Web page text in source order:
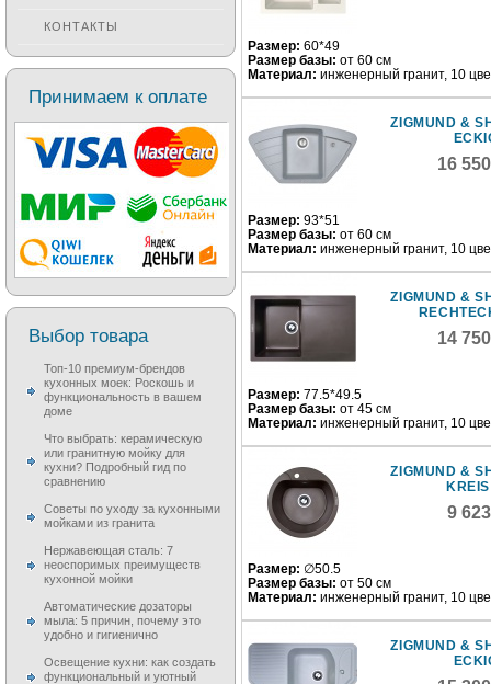
Размер: 60*49
Размер базы: от 60 см
Материал: инженерный гранит, 10
ZIGMUND &
16
Размер: 93*51
Размер базы: от 60 см
Материал: инженерный гранит, 10
ZIGMUND &
14
Размер: 77.5*49.5
Размер базы: от 45 см
Материал: инженерный гранит, 10
ZIGMUND &
9
Размер: ∅50.5
Размер базы: от 50 см
Материал: инженерный гранит, 10
ZIGMUND &
КОНТАКТЫ
Принимаем к оплате
Выбор товара
Топ-10 премиум-брендов
кухонных моек: Роскошь и
функциональность в вашем
доме
Что выбрать: керамическую
или гранитную мойку для
кухни? Подробный гид по
сравнению
Советы по уходу за кухонными
мойками из гранита
Нержавеющая сталь: 7
неоспоримых преимуществ
кухонной мойки
Автоматические дозаторы
мыла: 5 причин, почему это
удобно и гигиенично
Освещение кухни: как создать
функциональный и уютный